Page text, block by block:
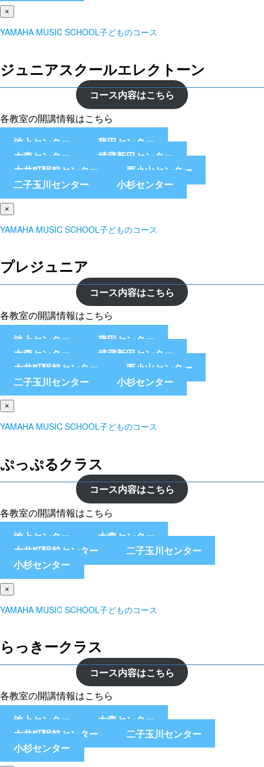
×
YAMAHA MUSIC SCHOOL子どものコース
ジュニアスクールエレクトーン
コース内容はこちら
各教室の開講情報はこちら
池上センター
蒲田センター
大森センター
武蔵新田センター
大井町駅前センター
西小山センター
二子玉川センター
小杉センター
×
YAMAHA MUSIC SCHOOL子どものコース
プレジュニア
コース内容はこちら
各教室の開講情報はこちら
池上センター
蒲田センター
大森センター
武蔵新田センター
大井町駅前センター
西小山センター
二子玉川センター
小杉センター
×
YAMAHA MUSIC SCHOOL子どものコース
ぷっぷるクラス
コース内容はこちら
各教室の開講情報はこちら
池上センター
大森センター
大井町駅前センター
二子玉川センター
小杉センター
×
YAMAHA MUSIC SCHOOL子どものコース
らっきークラス
コース内容はこちら
各教室の開講情報はこちら
池上センター
大森センター
大井町駅前センター
二子玉川センター
小杉センター